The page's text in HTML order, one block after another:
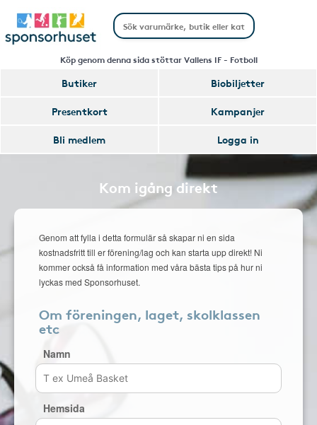
Köp genom denna sida stöttar Vallens IF - Fotboll
Butiker
Biobiljetter
Presentkort
Kampanjer
Bli medlem
Logga in
Kom igång direkt
Genom att fylla i detta formulär så skapar ni en sida
kostnadsfritt till er förening/lag och kan starta upp direkt! Ni
kommer också få information med våra bästa tips på hur ni
lyckas med Sponsorhuset.
Om föreningen, laget, skolklassen
etc
Namn
Hemsida